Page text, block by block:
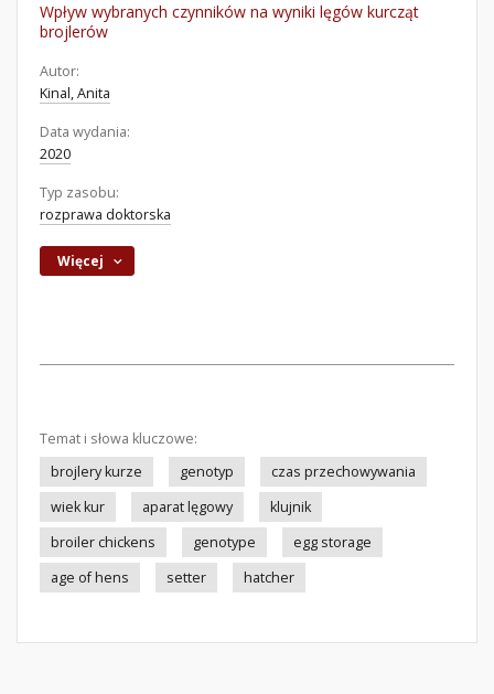
Wpływ wybranych czynników na wyniki lęgów kurcząt
brojlerów
Autor:
Kinal, Anita
Data wydania:
2020
Typ zasobu:
rozprawa doktorska
Więcej
Temat i słowa kluczowe:
brojlery kurze
genotyp
czas przechowywania
wiek kur
aparat lęgowy
klujnik
broiler chickens
genotype
egg storage
age of hens
setter hatcher